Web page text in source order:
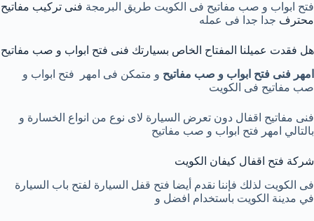
فتح ابواب و صب مفاتيح فى الكويت طريق البرمجة فنى تركيب مفاتيح
محترف جدا جدا فى عمله
هل فقدت عميلنا المفتاح الخاص بسيارتك فنى فتح ابواب و صب مفاتيح
امهر فنى فتح ابواب و صب مفاتيح و متمكن فى امهر فتح ابواب و
صب مفاتيح فى الكويت
فنى مفاتيح اقفال دون تعرض السيارة لاى نوع من انواع الخسارة و
بالتالي امهر فتح ابواب و صب مفاتيح
شركة فتح اقفال كيفان الكويت
فى الكويت لذلك فإننا نقدم أيضا فتح قفل السيارة لفتح باب السيارة
في مدينة الكويت باستخدام افضل و